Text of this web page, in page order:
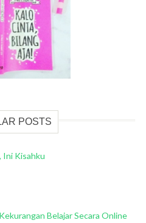
POSTS
Ini Kisahku
Belajar Secara Online